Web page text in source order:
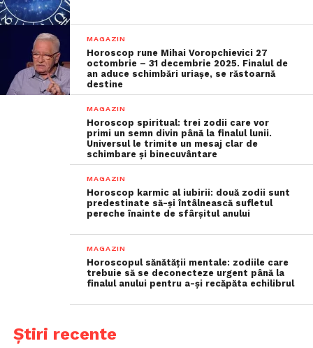
MAGAZIN
Horoscop rune Mihai Voropchievici 27
octombrie – 31 decembrie 2025. Finalul de
an aduce schimbări uriașe, se răstoarnă
destine
MAGAZIN
Horoscop spiritual: trei zodii care vor
primi un semn divin până la finalul lunii.
Universul le trimite un mesaj clar de
schimbare și binecuvântare
MAGAZIN
Horoscop karmic al iubirii: două zodii sunt
predestinate să-și întâlnească sufletul
pereche înainte de sfârșitul anului
MAGAZIN
Horoscopul sănătății mentale: zodiile care
trebuie să se deconecteze urgent până la
finalul anului pentru a-și recăpăta echilibrul
Știri recente